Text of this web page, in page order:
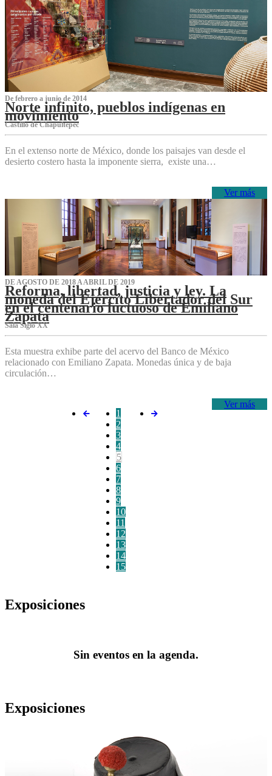
De febrero a junio de 2014
Norte infinito, pueblos indígenas en
movimiento
Castillo de Chapultepec
En el extenso norte de México, donde los paisajes van desde el
desierto costero hasta la imponente sierra, existe una…
Ver más
DE AGOSTO DE 2018 A ABRIL DE 2019
Reforma, libertad, justicia y ley. La
moneda del Ejército Libertador del Sur
en el centenario luctuoso de Emiliano
Zapata
Sala Siglo XX
Esta muestra exhibe parte del acervo del Banco de México
relacionado con Emiliano Zapata. Monedas única y de baja
circulación…
Ver más
1
2
3
4
5
6
7
8
9
10
11
12
13
14
15
Exposiciones
Sin eventos en la agenda.
Exposiciones